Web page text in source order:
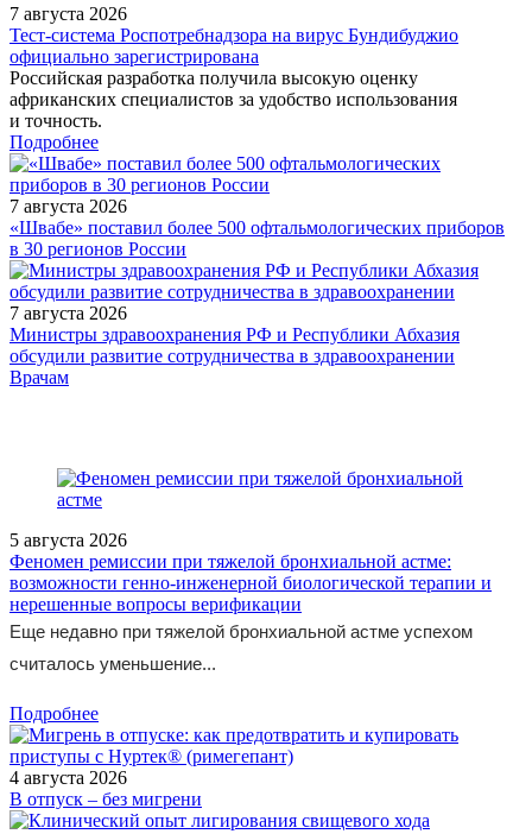
7 августа 2026
Тест‑система Роспотребнадзора на вирус Бундибуджио
официально зарегистрирована
Российская разработка получила высокую оценку
африканских специалистов за удобство использования
и точность.
Подробнее
7 августа 2026
«Швабе» поставил более 500 офтальмологических приборов
в 30 регионов России
7 августа 2026
Министры здравоохранения РФ и Республики Абхазия
обсудили развитие сотрудничества в здравоохранении
/doctor/pediatrics/naibolee-chastye-problemy-organov-
Врачам
5 августа 2026
Феномен ремиссии при тяжелой бронхиальной астме:
возможности генно-инженерной биологической терапии и
нерешенные вопросы верификации
Еще недавно при тяжелой бронхиальной астме успехом
считалось уменьшение...
Подробнее
4 августа 2026
В отпуск – без мигрени